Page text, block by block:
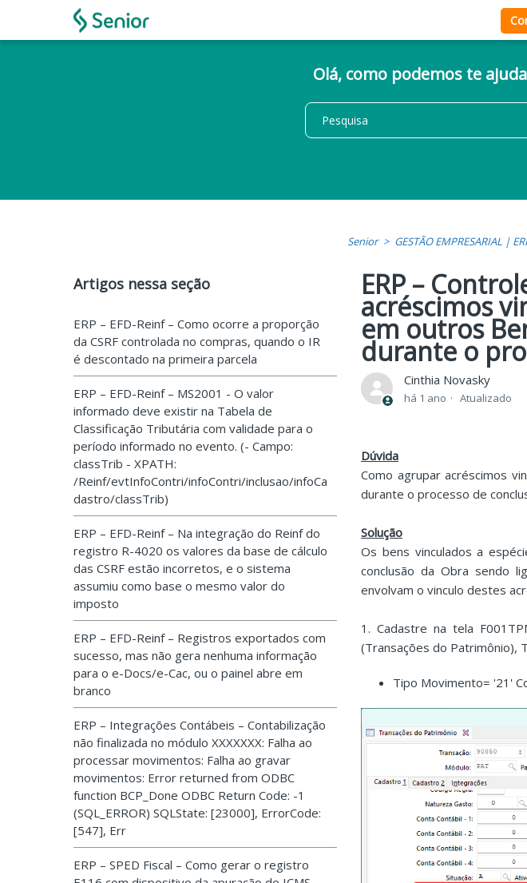
Olá, como podemos te
Senior GESTÃO EMPRESARIAL |
Artigos nessa seção
ERP – EFD-Reinf – Como ocorre a proporção
da CSRF controlada no compras, quando o IR
é descontado na primeira parcela
ERP – EFD-Reinf – MS2001 - O valor
informado deve existir na Tabela de
Classificação Tributária com validade para o
período informado no evento. (- Campo:
classTrib - XPATH:
/Reinf/evtInfoContri/infoContri/inclusao/infoCa
dastro/classTrib)
ERP – EFD-Reinf – Na integração do Reinf do
registro R-4020 os valores da base de cálculo
das CSRF estão incorretos, e o sistema
assumiu como base o mesmo valor do
imposto
ERP – EFD-Reinf – Registros exportados com
sucesso, mas não gera nenhuma informação
para o e-Docs/e-Cac, ou o painel abre em
branco
ERP – Integrações Contábeis – Contabilização
não finalizada no módulo XXXXXXX: Falha ao
processar movimentos: Falha ao gravar
movimentos: Error returned from ODBC
function BCP_Done ODBC Return Code: -1
(SQL_ERROR) SQLState: [23000], ErrorCode:
[547], Err
ERP – SPED Fiscal – Como gerar o registro
ERP –
acréscimos
em outros
durante o
Cinthia Novasky
há 1 ano Atualizado
Dúvida
Como agrupar acréscimos
durante o processo de
Solução
Os bens vinculados a
conclusão da Obra sendo
envolvam o vinculo destes
1. Cadastre na tela
(Transações do Patrimônio),
Tipo Movimento= '21'